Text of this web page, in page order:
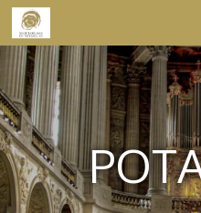
Skip to content